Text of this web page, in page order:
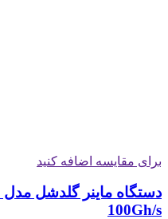
برای مقایسه اضافه کنید
100Gh/s